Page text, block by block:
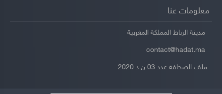
معلومات عنا
مدينة الرباط المملكة المغربية
ملف الصحافة عدد 03 ن د 2020